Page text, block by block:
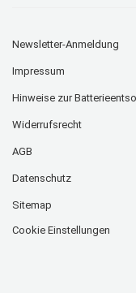
Newsletter-Anmeldung
Impressum
Hinweise zur
Widerrufsrecht
AGB
Datenschutz
Sitemap
Cookie Einstellungen